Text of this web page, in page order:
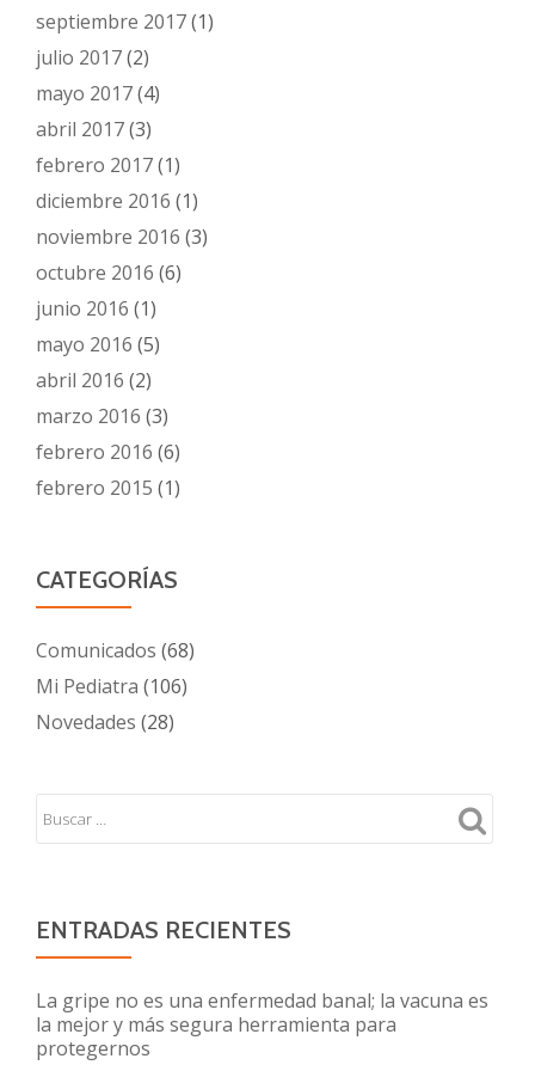
septiembre 2017(1)
julio 2017(2)
mayo 2017(4)
abril 2017(3)
febrero 2017(1)
diciembre 2016 (1)
noviembre 2016 (3)
octubre 2016 (6)
junio 2016 (1)
mayo 2016 (5)
abril 2016 (2)
marzo 2016 (3)
febrero 2016 (6)
febrero 2015 (1)
CATEGORÍAS
Comunicados (68)
Mi Pediatra (106)
Novedades (28)
ENTRADAS RECIENTES
La gripe no es una enfermedad banal; la vacuna es
la mejor y más segura herramienta para
protegernos